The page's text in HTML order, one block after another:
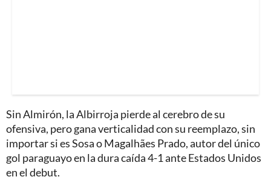
Sin Almirón, la Albirroja pierde al cerebro de su
ofensiva, pero gana verticalidad con su reemplazo, sin
importar si es Sosa o Magalhães Prado, autor del único
gol paraguayo en la dura caída 4-1 ante Estados Unidos
en el debut.